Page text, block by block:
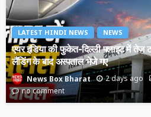
LATEST HINDI NEWS NEWS
एयर इंडिया की फुकेत-दिल्ली फ्लाइट में तेज
लैंडिंग के बाद अस्पताल भेजे गए
News Box Bharat 2 days ago
no comment